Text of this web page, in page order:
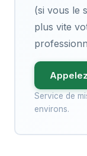
(si vous le
plus vite
Service de
environs.